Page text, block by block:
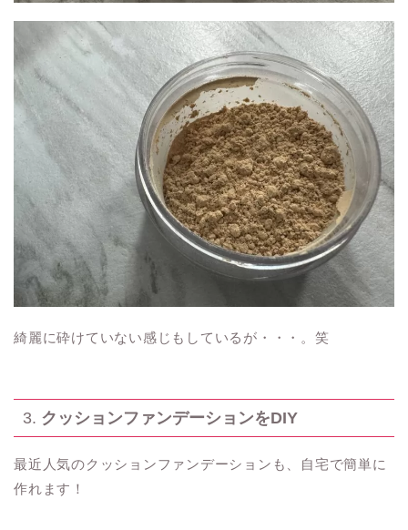
綺麗に砕けていない感じもしているが・・・。笑
3. クッションファンデーションをDIY
最近人気のクッションファンデーションも、自宅で簡単に
作れます！